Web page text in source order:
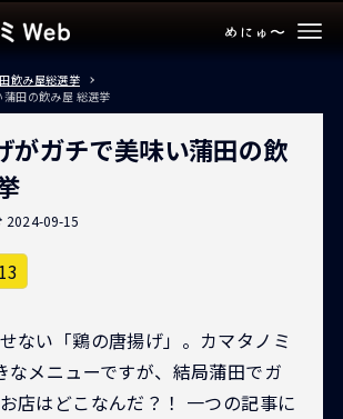
飲み屋総選挙
田の飲み屋 総選挙
がガチで美味い蒲田の飲
2024-09-15
13
ない「鶏の唐揚げ」。カマタノミ
なメニューですが、結局蒲田でガ
店はどこなんだ？！ 一つの記事に